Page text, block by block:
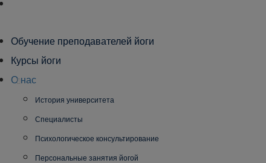
Обучение преподавателей йоги
Курсы йоги
О нас
История университета
Специалисты
Психологическое консультирование
Персональные занятия йогой